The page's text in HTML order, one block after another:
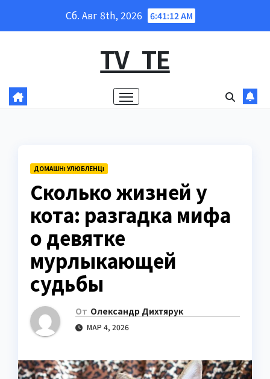
Сб. Авг 8th, 2026 6:41:13 AM
TV_TE
ДОМАШНІ УЛЮБЛЕНЦІ
Сколько жизней у
кота: разгадка мифа
о девятке
мурлыкающей
судьбы
От Олександр Дихтярук
МАР 4, 2026